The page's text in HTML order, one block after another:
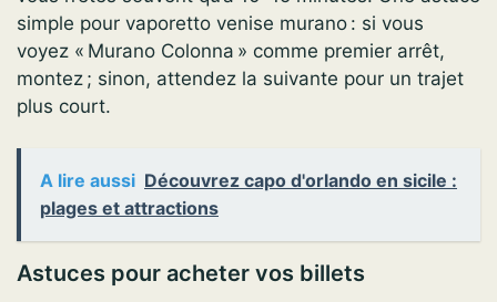
simple pour vaporetto venise murano : si vous
voyez « Murano Colonna » comme premier arrêt,
montez ; sinon, attendez la suivante pour un trajet
plus court.
A lire aussi Découvrez capo d'orlando en sicile :
plages et attractions
Astuces pour acheter vos billets